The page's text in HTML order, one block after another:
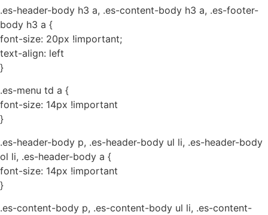
.es-header-body h3 a, .es-content-body h3 a, .es-footer-
body h3 a {
font-size: 20px !important;
text-align: left
}
.es-menu td a {
font-size: 14px !important
}
.es-header-body p, .es-header-body ul li, .es-header-body
ol li, .es-header-body a {
font-size: 14px !important
}
.es-content-body p, .es-content-body ul li, .es-content-